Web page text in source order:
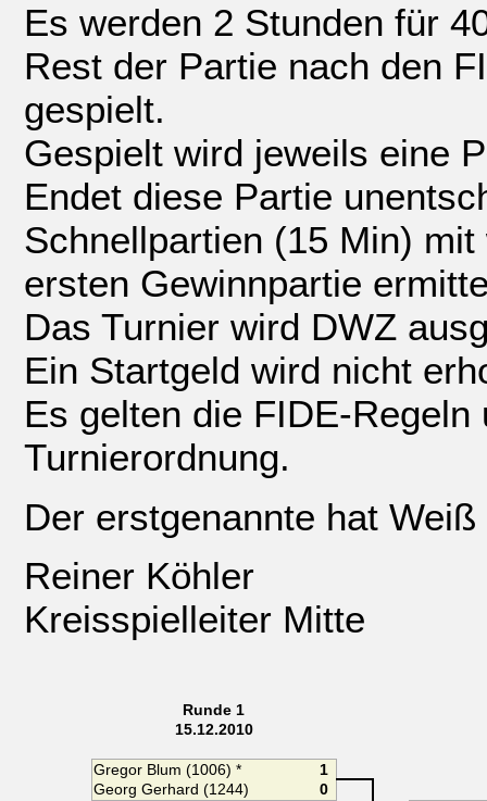
Es werden 2 Stunden für
Rest der Partie nach den
gespielt.
Gespielt wird jeweils eine
Endet diese Partie
Schnellpartien (15 Min)
ersten Gewinnpartie
Das Turnier wird DWZ
Ein Startgeld wird nicht
Es gelten die FIDE-
Turnierordnung.
Der erstgenannte hat
Reiner Köhler
Kreisspielleiter Mitte
Runde 1
15.12.2010
Gregor Blum (1006) *
1
Georg Gerhard (1244)
0